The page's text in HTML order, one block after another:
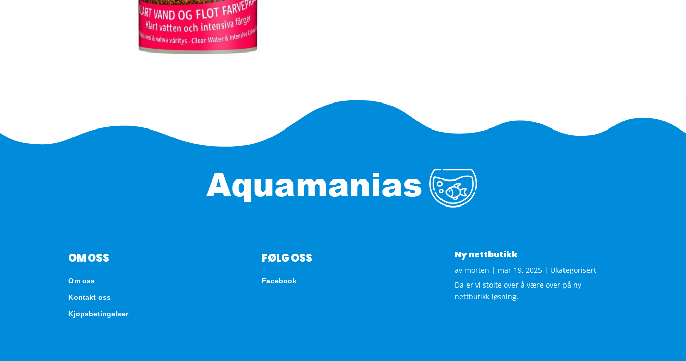
OM OSS
Om oss
Kontakt oss
Kjøpsbetingelser
FØLG OSS
Facebook
Ny nettbutikk
av morten | mar 19, 2025| Ukategorisert
Da er vi stolte over å være over på ny
nettbutikk løsning.